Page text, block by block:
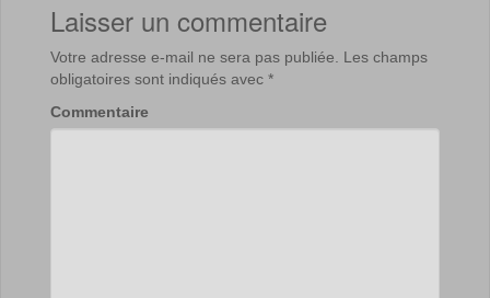
Laisser un commentaire
Votre adresse e-mail ne sera pas publiée. Les champs
obligatoires sont indiqués avec *
Commentaire